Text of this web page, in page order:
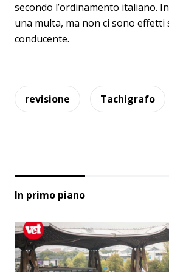
secondo l’ordinamento italiano.
una multa, ma non ci sono effetti
conducente.
revisione Tachigrafo
In primo piano